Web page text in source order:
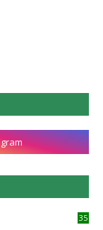
35